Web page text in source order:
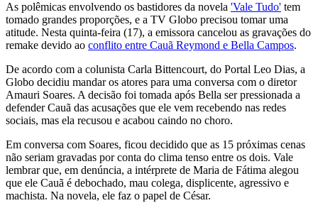
As polêmicas envolvendo os bastidores da novela 'Vale Tudo' tem
tomado grandes proporções, e a TV Globo precisou tomar uma
atitude. Nesta quinta-feira (17), a emissora cancelou as gravações do
remake devido ao conflito entre Cauã Reymond e Bella Campos.
De acordo com a colunista Carla Bittencourt, do Portal Leo Dias, a
Globo decidiu mandar os atores para uma conversa com o diretor
Amauri Soares. A decisão foi tomada após Bella ser pressionada a
defender Cauã das acusações que ele vem recebendo nas redes
sociais, mas ela recusou e acabou caindo no choro.
Em conversa com Soares, ficou decidido que as 15 próximas cenas
não seriam gravadas por conta do clima tenso entre os dois. Vale
lembrar que, em denúncia, a intérprete de Maria de Fátima alegou
que ele Cauã é debochado, mau colega, displicente, agressivo e
machista. Na novela, ele faz o papel de César.